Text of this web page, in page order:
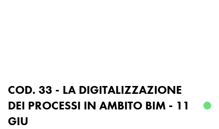
COD. 33 - LA DIGITALIZZAZIONE
DEI PROCESSI IN AMBITO BIM - 11
GIU